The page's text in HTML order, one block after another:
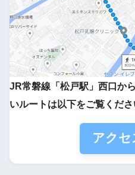
JR常磐線「松戸駅」西口か
いルートは以下をご覧くださ
アクセ